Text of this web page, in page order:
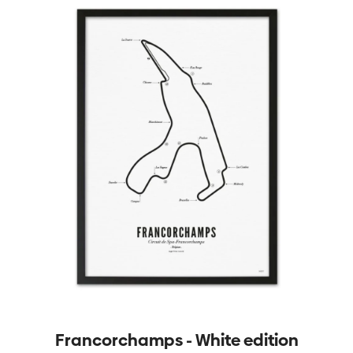
Francorchamps - White edition